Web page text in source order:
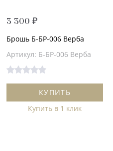
3 300 ₽
Брошь Б-БР-006 Верба
Артикул: Б-БР-006 Верба
КУПИТЬ
Купить в 1 клик